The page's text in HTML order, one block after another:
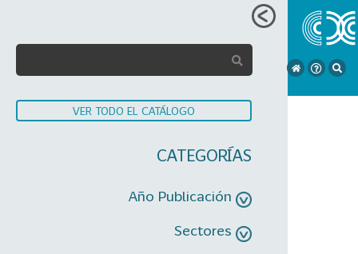
VER TODO EL CATÁLOGO
CATEGORÍAS
Año Publicación
Sectores